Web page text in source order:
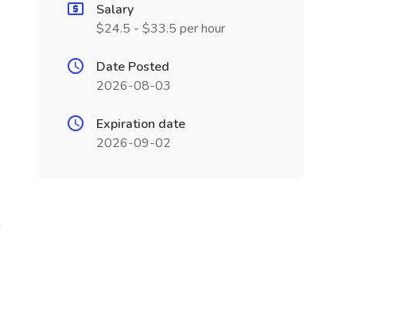
Salary
$24.5 - $33.5 per hour
Date Posted
2026-08-03
Expiration date
2026-09-02